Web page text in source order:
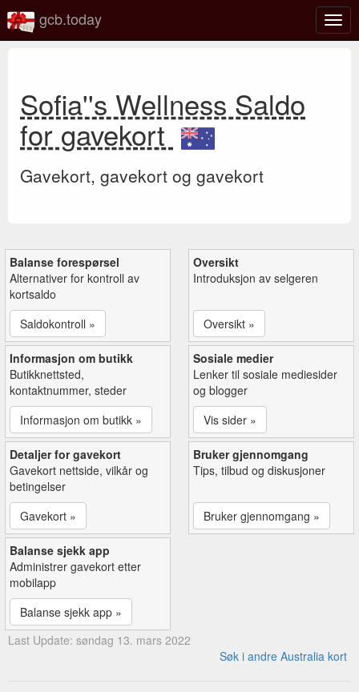
gcb.today
Sofia''s Wellness Saldo
for gavekort
Gavekort, gavekort og gavekort
Balanse forespørsel
Alternativer for kontroll av
kortsaldo
Saldokontroll »
Oversikt
Introduksjon av selgeren
Oversikt »
Informasjon om butikk
Butikknettsted,
kontaktnummer, steder
Informasjon om butikk »
Sosiale medier
Lenker til sosiale mediesider
og blogger
Vis sider »
Detaljer for gavekort
Gavekort nettside, vilkår og
betingelser
Gavekort »
Bruker gjennomgang
Tips, tilbud og diskusjoner
Bruker gjennomgang »
Balanse sjekk app
Administrer gavekort etter
mobilapp
Balanse sjekk app »
Last Update: søndag 13. mars 2022
Søk i andre Australia kort